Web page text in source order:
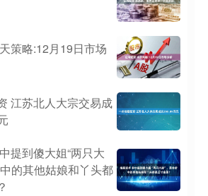
策略:12月19日市场
江苏北人大宗交易成
提到傻大姐“两只大
的其他姑娘和丫头都